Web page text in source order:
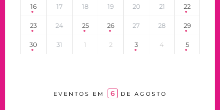
16 17 18 19 20 21 22
23 24 25 26 27 28 29
30 31 1 2 3 4 5
EVENTOS EM 6 DE AGOSTO